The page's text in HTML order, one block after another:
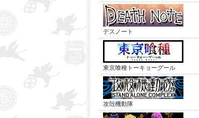
デスノート
東京喰種トーキョーグール
攻殻機動隊